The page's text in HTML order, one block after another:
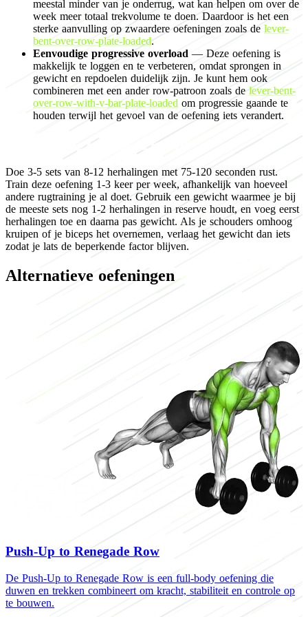
meestal minder van je onderrug, wat kan helpen om over de
week meer totaal trekvolume te doen. Daardoor is het een
sterke aanvulling op zwaardere oefeningen zoals de lever-
bent-over-row-plate-loaded.
Eenvoudige progressive overload — Deze oefening is
makkelijk te loggen en te verbeteren, omdat sprongen in
gewicht en repdoelen duidelijk zijn. Je kunt hem ook
combineren met een ander row-patroon zoals de lever-bent-
over-row-with-v-bar-plate-loaded om progressie gaande te
houden terwijl het gevoel van de oefening iets verandert.
Doe 3-5 sets van 8-12 herhalingen met 75-120 seconden rust.
Train deze oefening 1-3 keer per week, afhankelijk van hoeveel
andere rugtraining je al doet. Gebruik een gewicht waarmee je bij
de meeste sets nog 1-2 herhalingen in reserve houdt, en voeg eerst
herhalingen toe en daarna pas gewicht. Als je schouders omhoog
kruipen of je biceps het overnemen, verlaag het gewicht dan iets
zodat je lats de beperkende factor blijven.
Alternatieve oefeningen
Push-Up to Renegade Row
De Push-Up to Renegade Row is een full-body oefening die
duwen en trekken combineert om kracht, stabiliteit en controle op
te bouwen.